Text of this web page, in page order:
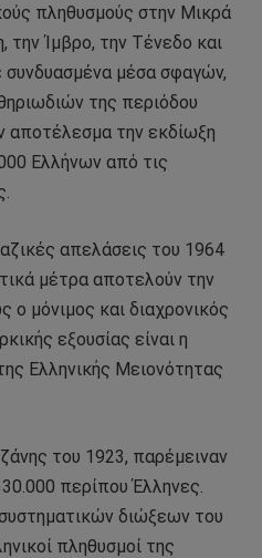
πληθυσμούς στην Μικρά
την Ίμβρο, την Τένεδο και
μέσα σφαγών,
της περιόδου
αποτέλεσμα την εκδίωξη
Ελλήνων από τις
απελάσεις του 1964
μέτρα αποτελούν την
ο μόνιμος και διαχρονικός
εξουσίας είναι η
Ελληνικής Μειονότητας
του 1923, παρέμειναν
περίπου Έλληνες.
διώξεων του
πληθυσμοί της